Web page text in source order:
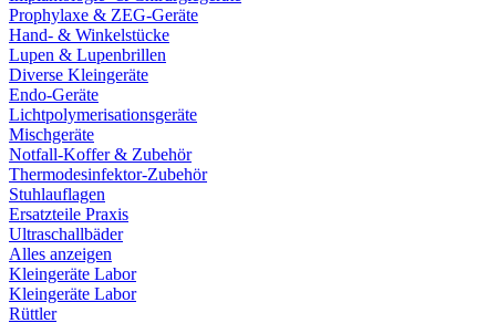
Prophylaxe & ZEG-Geräte
Hand- & Winkelstücke
Lupen & Lupenbrillen
Diverse Kleingeräte
Endo-Geräte
Lichtpolymerisationsgeräte
Mischgeräte
Notfall-Koffer & Zubehör
Thermodesinfektor-Zubehör
Stuhlauflagen
Ersatzteile Praxis
Ultraschallbäder
Alles anzeigen
Kleingeräte Labor
Kleingeräte Labor
Rüttler